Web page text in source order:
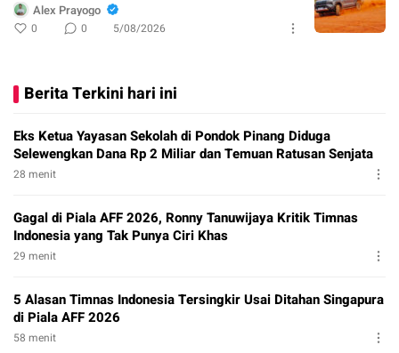
Alex Prayogo
0 0 5/08/2026
Berita Terkini hari ini
Eks Ketua Yayasan Sekolah di Pondok Pinang Diduga
Selewengkan Dana Rp 2 Miliar dan Temuan Ratusan Senjata
28 menit
Gagal di Piala AFF 2026, Ronny Tanuwijaya Kritik Timnas
Indonesia yang Tak Punya Ciri Khas
29 menit
5 Alasan Timnas Indonesia Tersingkir Usai Ditahan Singapura
di Piala AFF 2026
58 menit